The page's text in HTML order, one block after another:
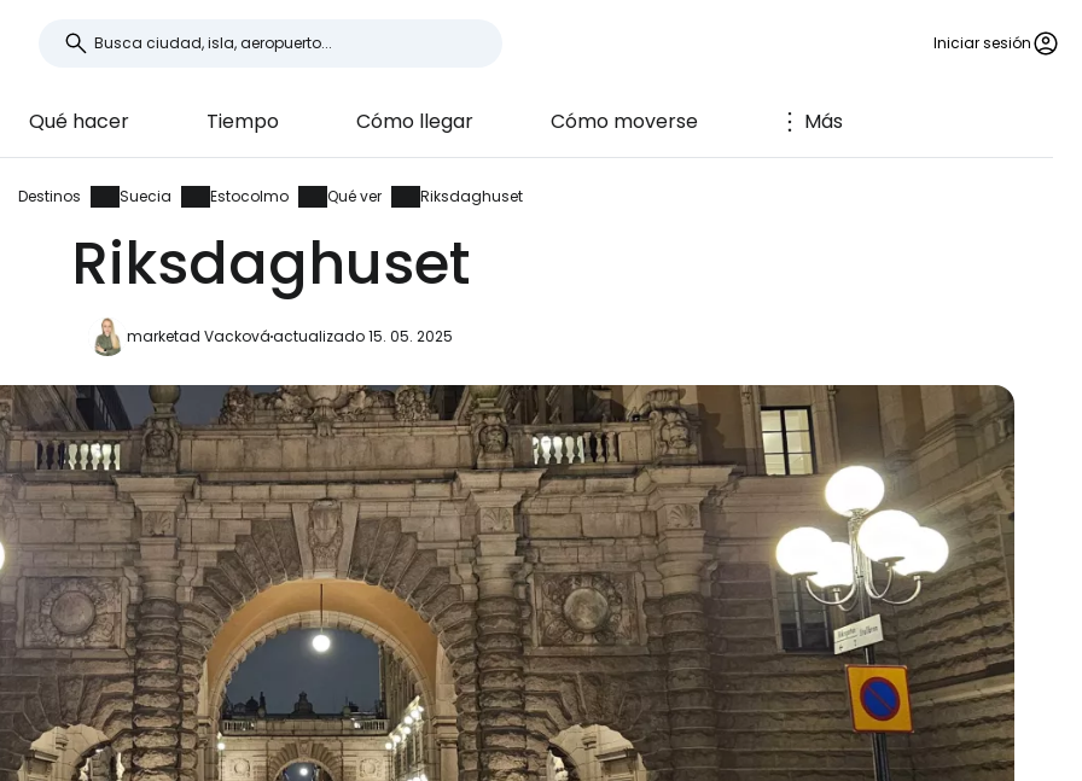
Iniciar sesión
Qué hacer Tiempo Cómo llegar Cómo moverse Más
Destinos Suecia Estocolmo Qué ver Riksdaghuset
Riksdaghuset
marketad Vackováactualizado 15. 05. 2025